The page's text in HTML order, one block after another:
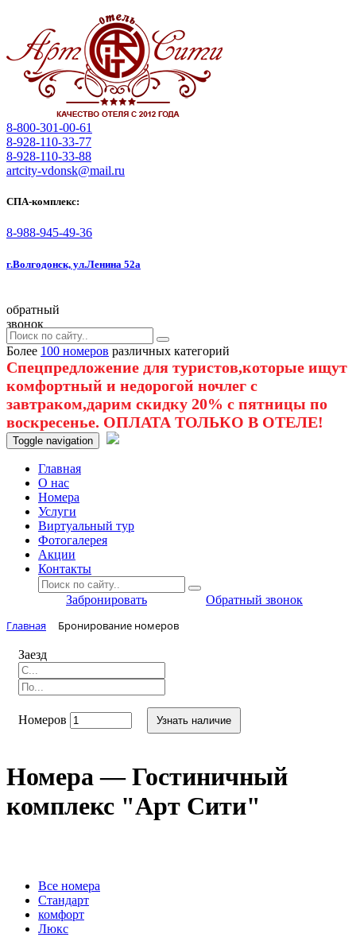
8-800-301-00-61
8-928-110-33-77
8-928-110-33-88
artcity-vdonsk@mail.ru
СПА-комплекс:
8-988-945-49-36
г.Волгодонск, ул.Ленина 52а
обратный
звонок
Более 100 номеров различных категорий
Спецпредложение для туристов,которые ищут
комфортный и недорогой ночлег с
завтраком,дарим скидку 20% с пятницы по
воскресенье. ОПЛАТА ТОЛЬКО В ОТЕЛЕ!
Toggle navigation
Главная
O нас
Номера
Услуги
Виртуальный тур
Фотогалерея
Акции
Контакты
Забронировать Обратный звонок
Главная Бронирование номеров
Заезд
Номеров Узнать наличие
Номера — Гостиничный
комплекс "Арт Сити"
Вcе номера
Стандарт
комфорт
Люкс